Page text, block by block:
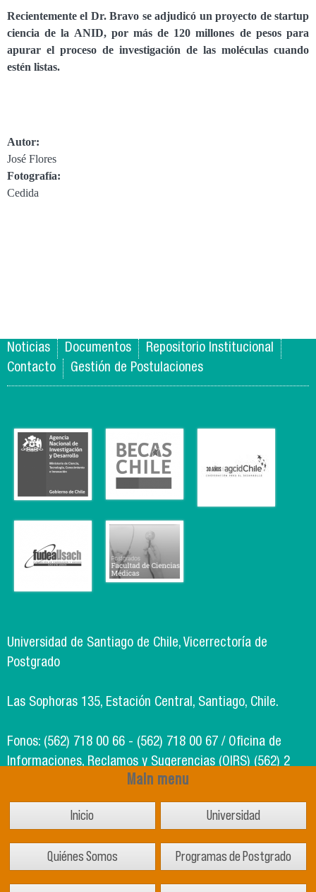
Main menu
Inicio Universidad
Quiénes Somos Programas de Postgrado
Recientemente el Dr. Bravo se adjudicó un proyecto de startup
ciencia de la ANID, por más de 120 millones de pesos para
apurar el proceso de investigación de las moléculas cuando
estén listas.
Autor:
José Flores
Fotografía:
Cedida
Noticias Documentos
Repositorio Institucional
Contacto
Gestión de Postulaciones
Universidad de Santiago de Chile, Vicerrectoría de
Postgrado
Las Sophoras 135, Estación Central, Santiago, Chile.
Fonos: (562) 718 00 66 - (562) 718 00 67 / Oficina de
Informaciones, Reclamos y Sugerencias (OIRS) (562) 2
Soporte Informático Segic: (562) 718 02 25